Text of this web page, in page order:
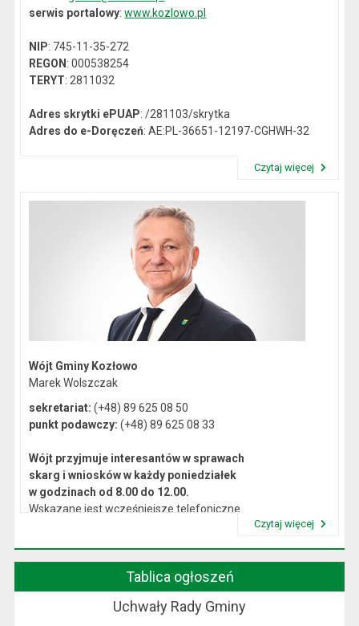
serwis portalowy:www.kozlowo.pl
NIP: 745-11-35-272
REGON: 000538254
TERYT: 2811032
Adres skrytki ePUAP: /281103/skrytka
Adres do e-Doręczeń: AE:PL-36651-12197-CGHWH-32
Czytaj więcej
Wójt Gminy Kozłowo
Marek Wolszczak
sekretariat: (+48) 89 625 08 50
punkt podawczy: (+48) 89 625 08 33
Wójt przyjmuje interesantów w sprawach
skarg i wniosków w każdy poniedziałek
w godzinach od 8.00 do 12.00.
Wskazane jest wcześniejsze telefoniczne
Czytaj więcej
Tablica ogłoszeń
Uchwały Rady Gminy